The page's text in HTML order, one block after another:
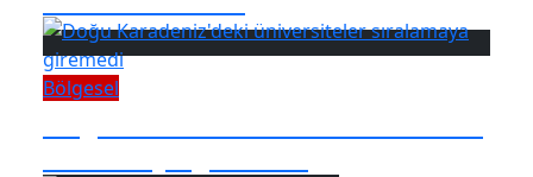
Bölgesel